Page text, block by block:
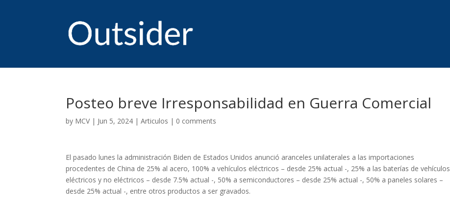
Posteo breve Irresponsabilidad en Guerra Comercial
by MCV| Jun 5, 2024 |Articulos | 0 comments
El pasado lunes la administración Biden de Estados Unidos anunció aranceles unilaterales a las importaciones
procedentes de China de 25% al acero, 100% a vehículos eléctricos – desde 25% actual -, 25% a las baterías de vehículos
eléctricos y no eléctricos – desde 7.5% actual -, 50% a semiconductores – desde 25% actual -, 50% a paneles solares –
desde 25% actual -, entre otros productos a ser gravados.